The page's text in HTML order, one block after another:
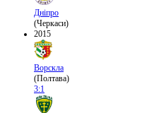
Дніпро
(Черкаси)
2015
Ворскла
(Полтава)
3:1